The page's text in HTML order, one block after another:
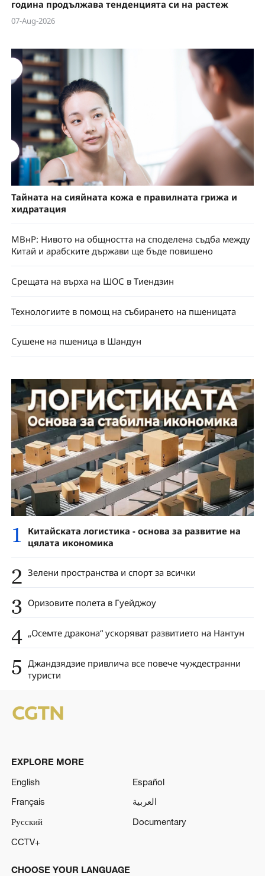
година продължава тенденцията си на растеж
07-Aug-2026
Тайната на сияйната кожа е правилната грижа и
хидратация
МВнР: Нивото на общността на споделена съдба между
Китай и арабските държави ще бъде повишено
Срещата на върха на ШОС в Тиендзин
Технологиите в помощ на събирането на пшеницата
Сушене на пшеница в Шандун
1
Китайската логистика - основа за развитие на
цялата икономика
2 Зелени пространства и спорт за всички
3 Оризовите полета в Гуейджоу
4 „Осемте дракона“ ускоряват развитието на Нантун
5 Джандзядзие привлича все повече чуждестранни
туристи
EXPLORE MORE
English
Español
Français
العربية
Русский
Documentary
CCTV+
CHOOSE YOUR LANGUAGE